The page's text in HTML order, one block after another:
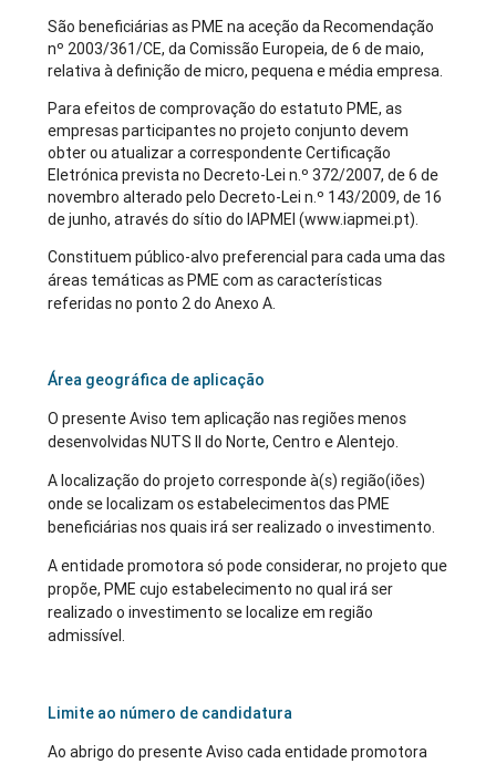
São beneficiárias as PME na aceção da Recomendação
nº 2003/361/CE, da Comissão Europeia, de 6 de maio,
relativa à definição de micro, pequena e média empresa.
Para efeitos de comprovação do estatuto PME, as
empresas participantes no projeto conjunto devem
obter ou atualizar a correspondente Certificação
Eletrónica prevista no Decreto-Lei n.º 372/2007, de 6 de
novembro alterado pelo Decreto-Lei n.º 143/2009, de 16
de junho, através do sítio do IAPMEI (www.iapmei.pt).
Constituem público-alvo preferencial para cada uma das
áreas temáticas as PME com as características
referidas no ponto 2 do Anexo A.
Área geográfica de aplicação
O presente Aviso tem aplicação nas regiões menos
desenvolvidas NUTS II do Norte, Centro e Alentejo.
A localização do projeto corresponde à(s) região(iões)
onde se localizam os estabelecimentos das PME
beneficiárias nos quais irá ser realizado o investimento.
A entidade promotora só pode considerar, no projeto que
propõe, PME cujo estabelecimento no qual irá ser
realizado o investimento se localize em região
admissível.
Limite ao número de candidatura
Ao abrigo do presente Aviso cada entidade promotora